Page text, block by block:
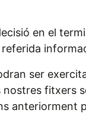
en el
ser
nostres fitxers
anteriorment